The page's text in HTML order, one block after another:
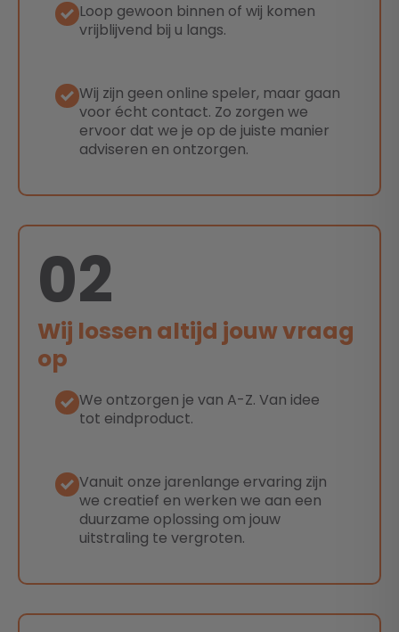
Loop gewoon binnen of wij komen
vrijblijvend bij u langs.
Wij zijn geen online speler, maar gaan
voor écht contact. Zo zorgen we
ervoor dat we je op de juiste manier
adviseren en ontzorgen.
02
Wij lossen altijd jouw vraag
op
We ontzorgen je van A-Z. Van idee
tot eindproduct.
Vanuit onze jarenlange ervaring zijn
we creatief en werken we aan een
duurzame oplossing om jouw
uitstraling te vergroten.